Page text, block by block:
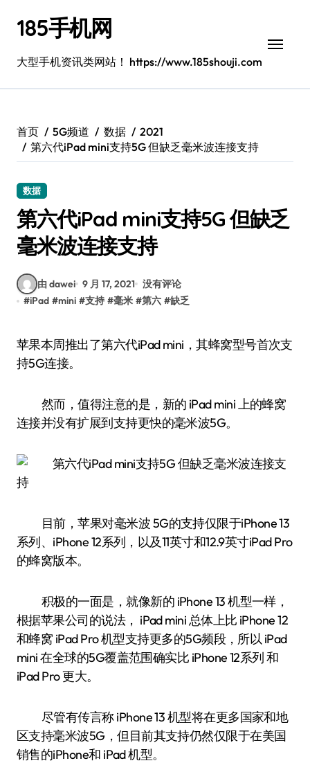
185手机网
大型手机资讯类网站！ https://www.185shouji.com
首页 5G频道 数据
2021
第六代iPad mini支持5G 但缺乏毫米波连接支持
数据
第六代iPad mini支持5G 但缺乏
毫米波连接支持
由 dawei 9 月 17, 2021 没有评论
#iPad #mini #支持 #毫米 #第六 #缺乏
苹果本周推出了第六代iPad mini，其蜂窝型号首次支
持5G连接。
然而，值得注意的是，新的 iPad mini 上的蜂窝
连接并没有扩展到支持更快的毫米波5G。
目前，苹果对毫米波 5G的支持仅限于iPhone 13
系列、iPhone 12系列，以及11英寸和12.9英寸iPad Pro
的蜂窝版本。
积极的一面是，就像新的 iPhone 13 机型一样，
根据苹果公司的说法， iPad mini 总体上比 iPhone 12
和蜂窝 iPad Pro 机型支持更多的5G频段，所以 iPad
mini 在全球的5G覆盖范围确实比 iPhone 12系列 和
iPad Pro 更大。
尽管有传言称 iPhone 13 机型将在更多国家和地
区支持毫米波5G，但目前其支持仍然仅限于在美国
销售的iPhone和 iPad 机型。